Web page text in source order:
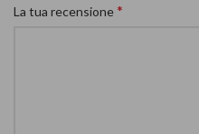
La tua recensione*